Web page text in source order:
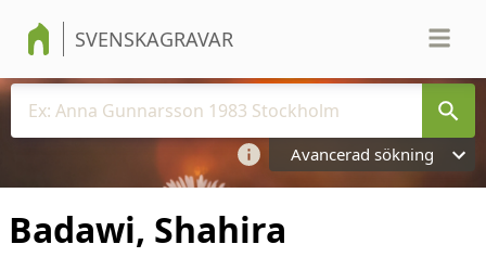
SVENSKAGRAVAR
Avancerad sökning
Badawi, Shahira